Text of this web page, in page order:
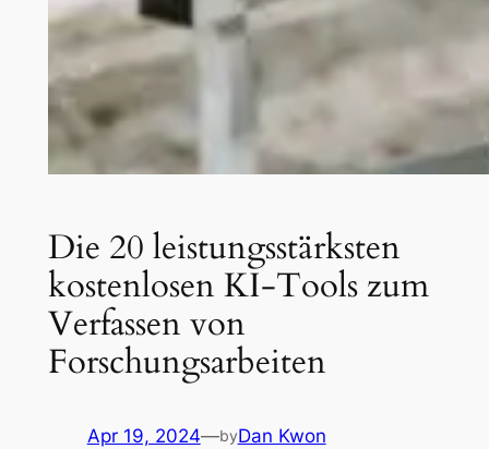
Die 20 leistungsstärksten
kostenlosen KI-Tools zum
Verfassen von
Forschungsarbeiten
Apr 19, 2024—byDan Kwon